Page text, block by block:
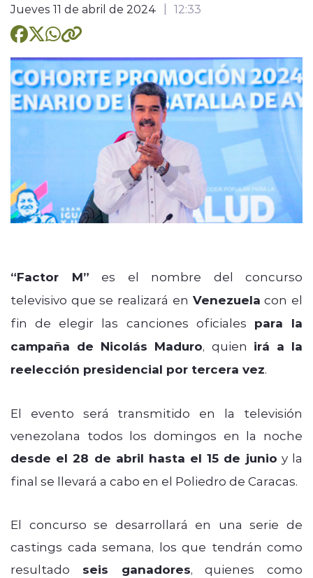
Jueves 11 de abril de 2024 12:33
“Factor M” es el nombre del concurso
televisivo que se realizará en Venezuela con el
fin de elegir las canciones oficiales para la
campaña de Nicolás Maduro, quien irá a la
reelección presidencial por tercera vez.
El evento será transmitido en la televisión
venezolana todos los domingos en la noche
desde el 28 de abril hasta el 15 de junio y la
final se llevará a cabo en el Poliedro de Caracas.
El concurso se desarrollará en una serie de
castings cada semana, los que tendrán como
resultado seis ganadores, quienes como